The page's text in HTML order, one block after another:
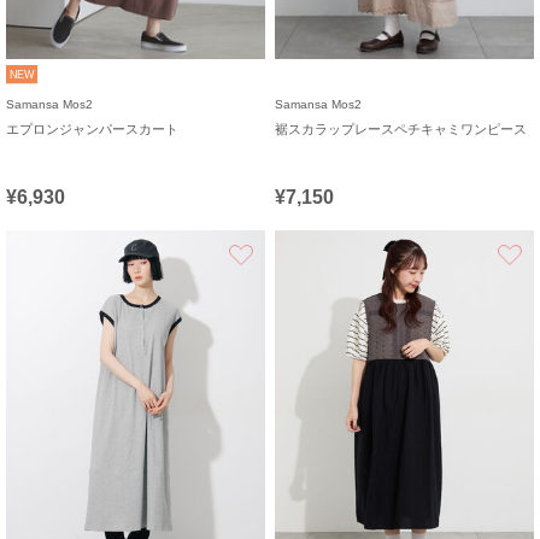
NEW
Samansa Mos2
エプロンジャンパースカート
¥6,930
Samansa Mos2
裾スカラップレースペチキャミワンピース
¥7,150